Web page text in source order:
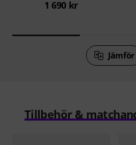
1 690 kr
Jämför
Tillbehör &